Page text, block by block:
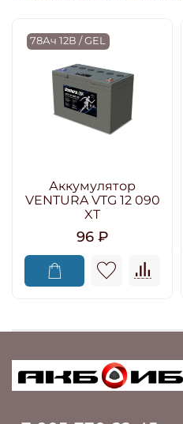
78Ач 12В / GEL
Аккумулятор
VENTURA VTG 12 090
XT
96 ₽